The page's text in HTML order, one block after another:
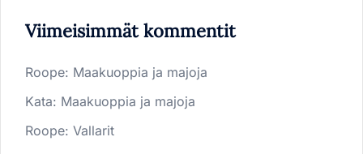
Viimeisimmät kommentit
Roope: Maakuoppia ja majoja
Kata: Maakuoppia ja majoja
Roope: Vallarit